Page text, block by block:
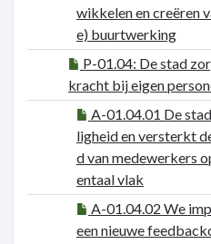
wikkelen en creëren
e) buurtwerking
P-01.04: De stad
kracht bij eigen
A-01.04.01 De
ligheid en versterkt
d van medewerkers
entaal vlak
A-01.04.02 We
een nieuwe